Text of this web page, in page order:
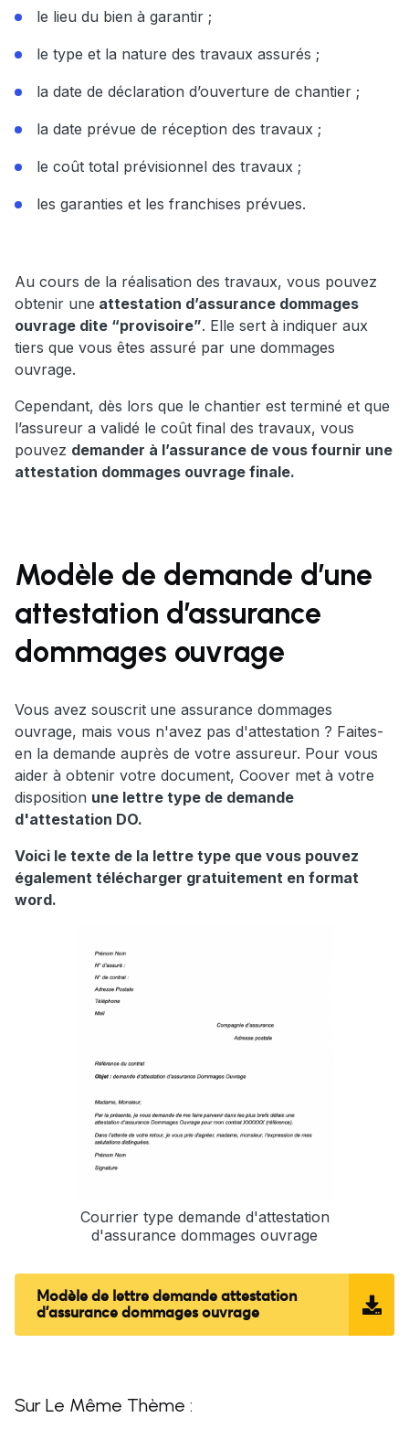
le lieu du bien à garantir ;
le type et la nature des travaux assurés ;
la date de déclaration d’ouverture de chantier ;
la date prévue de réception des travaux ;
le coût total prévisionnel des travaux ;
les garanties et les franchises prévues.
Au cours de la réalisation des travaux, vous pouvez
obtenir une attestation d’assurance dommages
ouvrage dite “provisoire”. Elle sert à indiquer aux
tiers que vous êtes assuré par une dommages
ouvrage.
Cependant, dès lors que le chantier est terminé et que
l’assureur a validé le coût final des travaux, vous
pouvez demander à l’assurance de vous fournir une
attestation dommages ouvrage finale.
Modèle de demande d’une
attestation d’assurance
dommages ouvrage
Vous avez souscrit une assurance dommages
ouvrage, mais vous n'avez pas d'attestation ? Faites-
en la demande auprès de votre assureur. Pour vous
aider à obtenir votre document, Coover met à votre
disposition une lettre type de demande
d'attestation DO.
Voici le texte de la lettre type que vous pouvez
également télécharger gratuitement en format
word.
Courrier type demande d'attestation
d'assurance dommages ouvrage
Modèle de lettre demande attestation
d'assurance dommages ouvrage
Sur Le Même Thème :